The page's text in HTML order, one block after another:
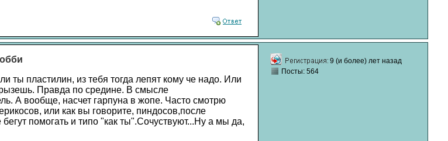
ты пластилин, из тебя тогда лепят кому че надо. Или
Правда по средине. В смысле
А вообще, насчет гарпуна в жопе. Часто смотрю
или как вы говорите, пиндосов,после
помогать и типо "как ты".Сочуствуют...Ну а мы да,
9 (и более) лет назад
Посты: 564